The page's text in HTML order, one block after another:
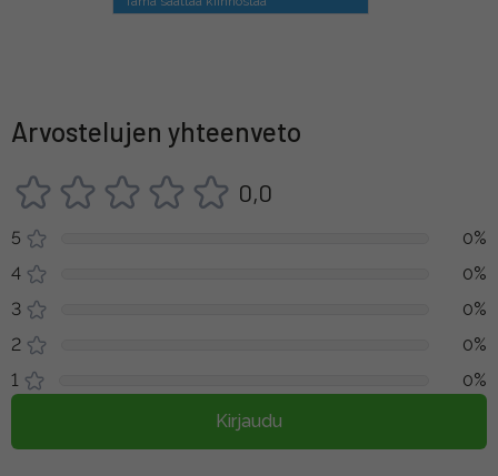
Arvostelujen yhteenveto
0,0
5
0%
4
0%
3
0%
2
0%
1
0%
Kirjaudu